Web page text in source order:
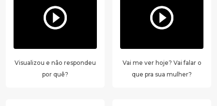
Visualizou e não respondeu
por quê?
Vai me ver hoje? Vai falar o
que pra sua mulher?